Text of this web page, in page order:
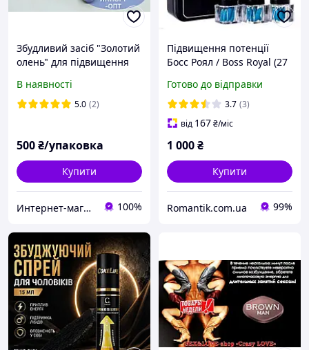
Збудливий засіб "Золотий
олень" для підвищення
В наявності
5.0 (2)
500₴/упаковка
Купити
Интернет-магазин "Original-Shop" 100%
Підвищення потенції
Босс Роял / Boss Royal (27
Готово до відправки
3.7 (3)
від 167₴/міс
1 000₴
Купити
Romantik.com.ua 99%